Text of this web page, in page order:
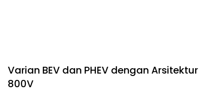
Varian BEV dan PHEV dengan Arsitektur
800V